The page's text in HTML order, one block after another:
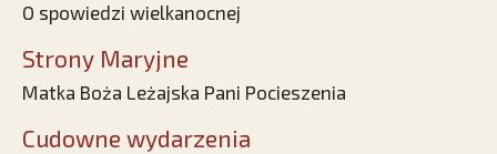
O spowiedzi wielkanocnej
Strony Maryjne
Matka Boża Leżajska Pani Pocieszenia
Cudowne wydarzenia